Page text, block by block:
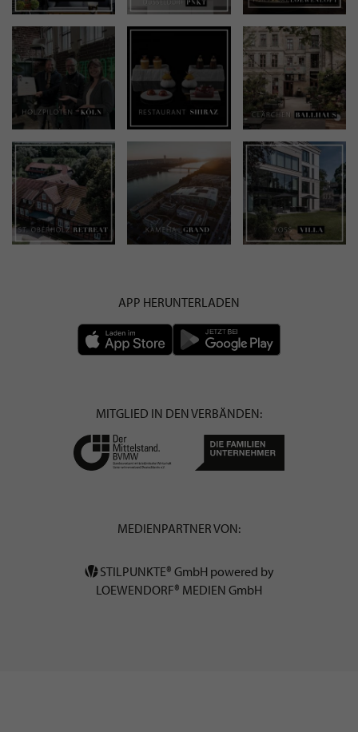
APP HERUNTERLADEN
MITGLIED IN DEN VERBÄNDEN:
MEDIENPARTNER VON:
STILPUNKTE® GmbH powered by
LOEWENDORF® MEDIEN GmbH